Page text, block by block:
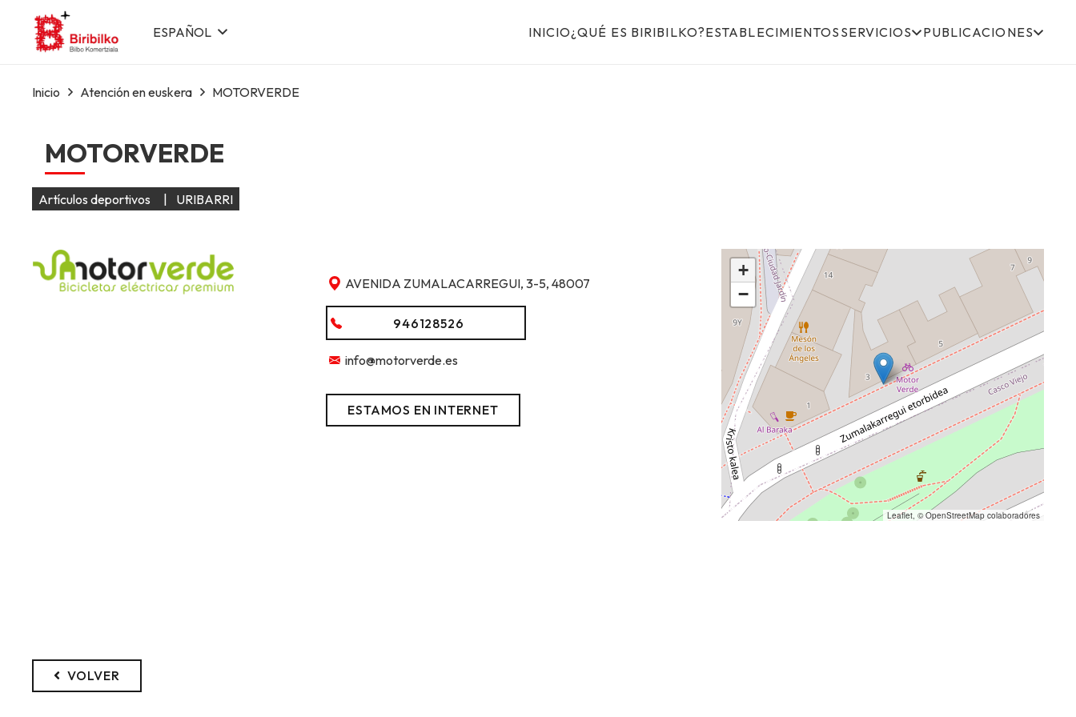
ESPAÑOL INICIO¿QUÉ ES BIRIBILKO?ESTABLECIMIENTOS SERVICIOS PUBLICACIONES
Inicio Atención en euskera MOTORVERDE
MOTORVERDE
Artículos deportivos | URIBARRI
AVENIDA ZUMALACARREGUI, 3-5, 48007
946128526
info@motorverde.es
ESTAMOS EN INTERNET
+
−
Leaflet, ©OpenStreetMapcolaboradores
VOLVER